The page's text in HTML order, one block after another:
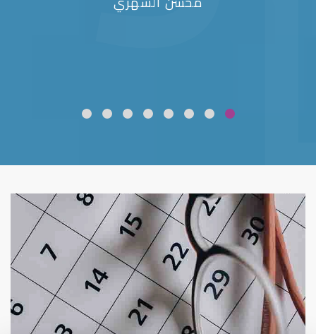
قلوبال لرعاية العين ضعف نظر